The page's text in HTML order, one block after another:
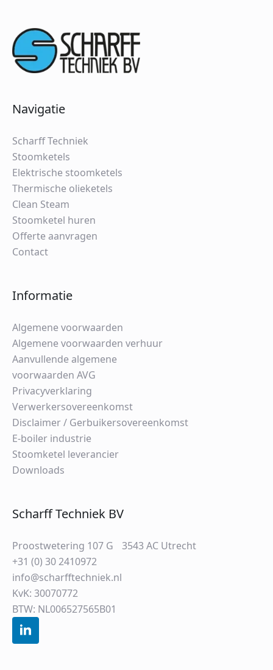
Navigatie
Scharff Techniek
Stoomketels
Elektrische stoomketels
Thermische olieketels
Clean Steam
Stoomketel huren
Offerte aanvragen
Contact
Informatie
Algemene voorwaarden
Algemene voorwaarden verhuur
Aanvullende algemene
voorwaarden AVG
Privacyverklaring
Verwerkersovereenkomst
Disclaimer / Gerbuikersovereenkomst
E-boiler industrie
Stoomketel leverancier
Downloads
Scharff Techniek BV
Proostwetering 107 G 3543 AC Utrecht
+31 (0) 30 2410972
info@scharfftechniek.nl
KvK: 30070772
BTW: NL006527565B01